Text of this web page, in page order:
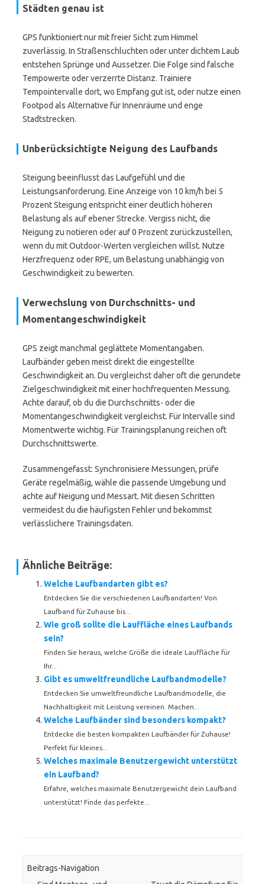
Städten genau ist
GPS funktioniert nur mit freier Sicht zum Himmel
zuverlässig. In Straßenschluchten oder unter dichtem Laub
entstehen Sprünge und Aussetzer. Die Folge sind falsche
Tempowerte oder verzerrte Distanz. Trainiere
Tempointervalle dort, wo Empfang gut ist, oder nutze einen
Footpod als Alternative für Innenräume und enge
Stadtstrecken.
Unberücksichtigte Neigung des Laufbands
Steigung beeinflusst das Laufgefühl und die
Leistungsanforderung. Eine Anzeige von 10 km/h bei 5
Prozent Steigung entspricht einer deutlich höheren
Belastung als auf ebener Strecke. Vergiss nicht, die
Neigung zu notieren oder auf 0 Prozent zurückzustellen,
wenn du mit Outdoor-Werten vergleichen willst. Nutze
Herzfrequenz oder RPE, um Belastung unabhängig von
Geschwindigkeit zu bewerten.
Verwechslung von Durchschnitts- und
Momentangeschwindigkeit
GPS zeigt manchmal geglättete Momentangaben.
Laufbänder geben meist direkt die eingestellte
Geschwindigkeit an. Du vergleichst daher oft die gerundete
Zielgeschwindigkeit mit einer hochfrequenten Messung.
Achte darauf, ob du die Durchschnitts- oder die
Momentangeschwindigkeit vergleichst. Für Intervalle sind
Momentwerte wichtig. Für Trainingsplanung reichen oft
Durchschnittswerte.
Zusammengefasst: Synchronisiere Messungen, prüfe
Geräte regelmäßig, wähle die passende Umgebung und
achte auf Neigung und Messart. Mit diesen Schritten
vermeidest du die häufigsten Fehler und bekommst
verlässlichere Trainingsdaten.
Ähnliche Beiträge:
Welche Laufbandarten gibt es?
Entdecken Sie die verschiedenen Laufbandarten! Von
Laufband für Zuhause bis...
Wie groß sollte die Lauffläche eines Laufbands
sein?
Finden Sie heraus, welche Größe die ideale Lauffläche für
Ihr...
Gibt es umweltfreundliche Laufbandmodelle?
Entdecken Sie umweltfreundliche Laufbandmodelle, die
Nachhaltigkeit mit Leistung vereinen. Machen...
Welche Laufbänder sind besonders kompakt?
Entdecke die besten kompakten Laufbänder für Zuhause!
Perfekt für kleines...
Welches maximale Benutzergewicht unterstützt
ein Laufband?
Erfahre, welches maximale Benutzergewicht dein Laufband
unterstützt! Finde das perfekte...
Beitrags-Navigation